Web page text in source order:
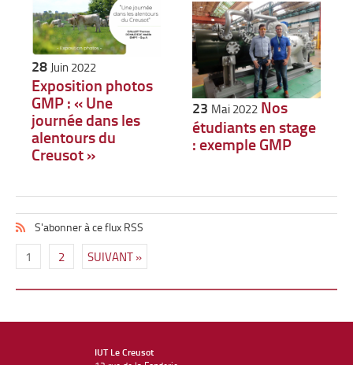
28 Juin 2022
Exposition photos
GMP : « Une
journée dans les
alentours du
Creusot »
23 Mai 2022 Nos
étudiants en stage
: exemple GMP
S'abonner à ce flux RSS
1 2 SUIVANT »
IUT Le Creusot